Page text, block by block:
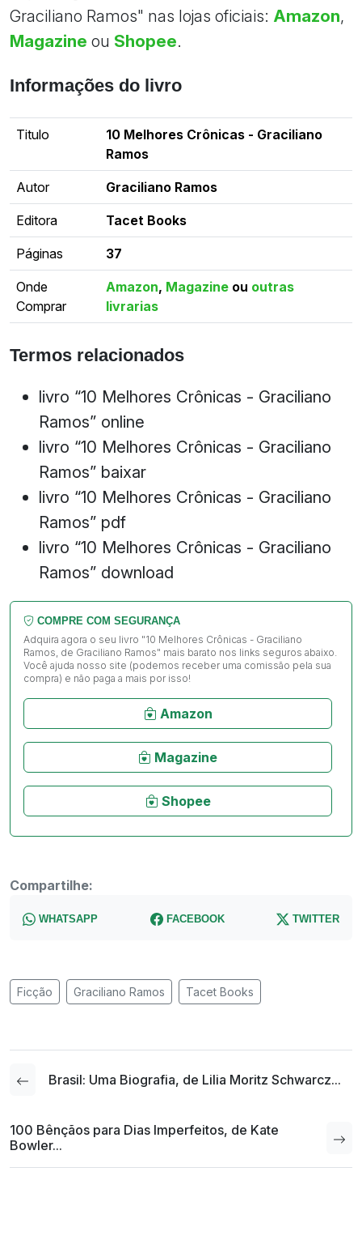
Graciliano Ramos" nas lojas oficiais: Amazon,
Magazine ou Shopee.
Informações do livro
Titulo
10 Melhores Crônicas - Graciliano
Ramos
Autor Graciliano Ramos
Editora Tacet Books
Páginas 37
Onde
Comprar
Amazon, Magazine ou outras
livrarias
Termos relacionados
livro “10 Melhores Crônicas - Graciliano
Ramos” online
livro “10 Melhores Crônicas - Graciliano
Ramos” baixar
livro “10 Melhores Crônicas - Graciliano
Ramos” pdf
livro “10 Melhores Crônicas - Graciliano
Ramos” download
COMPRE COM SEGURANÇA
Adquira agora o seu livro "10 Melhores Crônicas - Graciliano
Ramos, de Graciliano Ramos" mais barato nos links seguros abaixo.
Você ajuda nosso site (podemos receber uma comissão pela sua
compra) e não paga a mais por isso!
Amazon
Magazine
Shopee
Compartilhe:
WHATSAPP FACEBOOK TWITTER
Ficção Graciliano Ramos Tacet Books
Brasil: Uma Biografia, de Lilia Moritz Schwarcz...
100 Bênçãos para Dias Imperfeitos, de Kate
Bowler...